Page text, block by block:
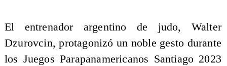
​El entrenador argentino de judo, Walter
Dzurovcin, protagonizó un noble gesto durante
los Juegos Parapanamericanos Santiago 2023